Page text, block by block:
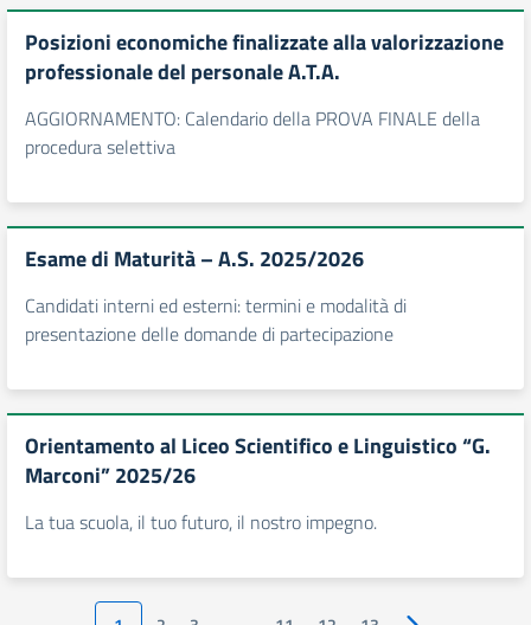
Posizioni economiche finalizzate alla valorizzazione
professionale del personale A.T.A.
AGGIORNAMENTO: Calendario della PROVA FINALE della
procedura selettiva
Esame di Maturità – A.S. 2025/2026
Candidati interni ed esterni: termini e modalità di
presentazione delle domande di partecipazione
Orientamento al Liceo Scientifico e Linguistico “G.
Marconi” 2025/26
La tua scuola, il tuo futuro, il nostro impegno.